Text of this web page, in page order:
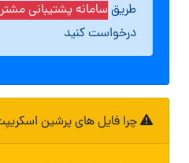
طریقسامانه پشتیبانی
درخواست کنید
چرا فایل های پرشین